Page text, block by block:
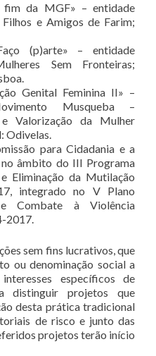
da MGF» – entidade
e Amigos de Farim;
(p)arte» – entidade
Sem Fronteiras;
Genital Feminina II» –
Musqueba –
Valorização da Mulher
Odivelas.
para Cidadania e a
âmbito do III Programa
Eliminação da Mutilação
integrado no V Plano
Combate à Violência
2017.
sem fins lucrativos, que
ou denominação social a
específicos de
distinguir projetos que
desta prática tradicional
de risco e junto das
projetos terão início